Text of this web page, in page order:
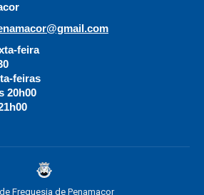
feira
feiras
20h00
Freguesia de Penamacor